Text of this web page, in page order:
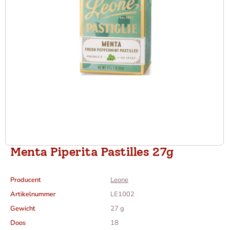
Menta Piperita Pastilles 27g
Producent
Leone
Artikelnummer
LE1002
Gewicht
27 g
Doos
18